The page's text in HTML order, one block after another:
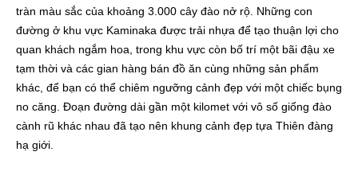
tràn màu sắc của khoảng 3.000 cây đào nở rộ. Những con
đường ở khu vực Kaminaka được trải nhựa để tạo thuận lợi cho
quan khách ngắm hoa, trong khu vực còn bố trí một bãi đậu xe
tạm thời và các gian hàng bán đồ ăn cùng những sản phẩm
khác, để bạn có thể chiêm ngưỡng cảnh đẹp với một chiếc bụng
no căng. Đoạn đường dài gần một kilomet với vô số giống đào
cành rũ khác nhau đã tạo nên khung cảnh đẹp tựa Thiên đàng
hạ giới.